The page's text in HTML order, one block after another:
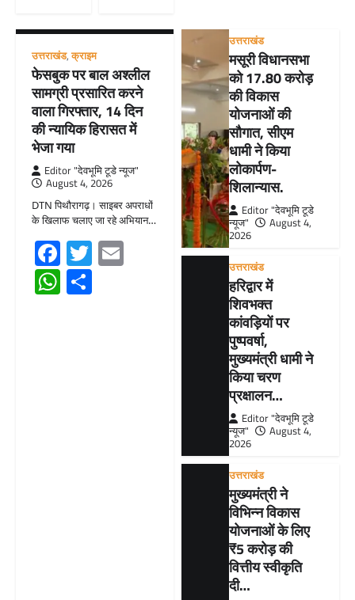
उत्तराखंड,क्राइम
फेसबुक पर बाल अश्लील
सामग्री प्रसारित करने
वाला गिरफ्तार, 14 दिन
की न्यायिक हिरासत में
भेजा गया
Editor "देवभूमि टूडे न्यूज"
August 4, 2026
DTN पिथौरागढ़। साइबर अपराधों
के खिलाफ चलाए जा रहे अभियान…
Facebook
TwitterEmail
WhatsApp
उत्तराखंड
मसूरी विधानसभा
को 17.80 करोड़
की विकास
योजनाओं की
सौगात, सीएम
धामी ने किया
लोकार्पण-
शिलान्यास.
Editor "देवभूमि टूडे
न्यूज"
August 4,
2026
उत्तराखंड
हरिद्वार में
शिवभक्त
कांवड़ियों पर
पुष्पवर्षा,
मुख्यमंत्री धामी ने
किया चरण
प्रक्षालन…
Editor "देवभूमि टूडे
न्यूज"
August 4,
2026
उत्तराखंड
मुख्यमंत्री ने
विभिन्न विकास
योजनाओं के लिए
₹5 करोड़ की
वित्तीय स्वीकृति
दी…